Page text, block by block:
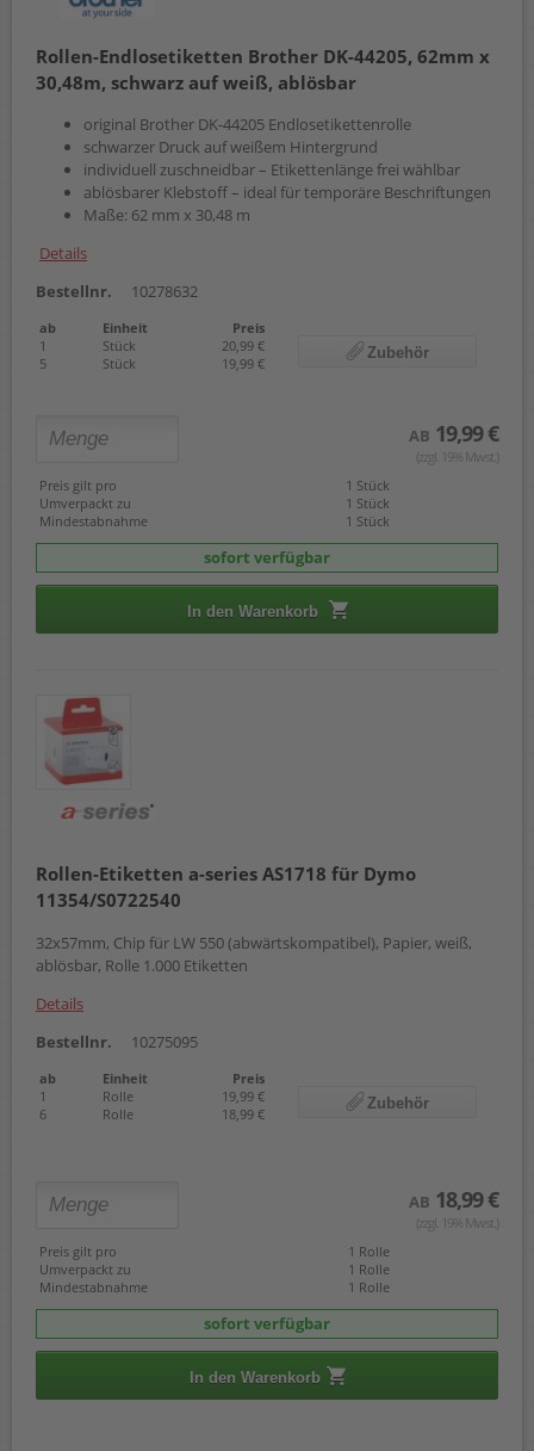
Rollen-Endlosetiketten Brother DK-44205, 62mm x
30,48m, schwarz auf weiß, ablösbar
original Brother DK-44205 Endlosetikettenrolle
schwarzer Druck auf weißem Hintergrund
individuell zuschneidbar – Etikettenlänge frei wählbar
ablösbarer Klebstoff – ideal für temporäre Beschriftungen
Maße: 62 mm x 30,48 m
Details
Bestellnr.
10278632
ab Einheit
Preis
1
Stück
20,99 €
5
Stück 19,99 €
Zubehör
AB 19,99 €
(zzgl. 19% Mwst.)
Preis gilt pro
1 Stück
Umverpackt zu
1 Stück
Mindestabnahme
1 Stück
sofort verfügbar
In den Warenkorb
Rollen-Etiketten a-series AS1718 für Dymo
11354/S0722540
32x57mm, Chip für LW 550 (abwärtskompatibel), Papier, weiß,
ablösbar, Rolle 1.000 Etiketten
Details
Bestellnr.
10275095
ab Einheit
Preis
1
Rolle
19,99 €
6
Rolle 18,99 €
Zubehör
AB 18,99 €
(zzgl. 19% Mwst.)
Preis gilt pro
1 Rolle
Umverpackt zu
1 Rolle
Mindestabnahme
1 Rolle
sofort verfügbar
In den Warenkorb